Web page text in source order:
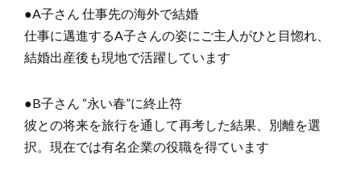
●A子さん 仕事先の海外で結婚
仕事に邁進するA子さんの姿にご主人がひと目惚れ、
結婚出産後も現地で活躍しています
●B子さん “永い春”に終止符
彼との将来を旅行を通して再考した結果、別離を選
択。現在では有名企業の役職を得ています